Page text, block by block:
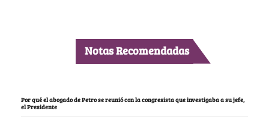
Notas Recomendadas
Por qué el abogado de Petro se reunió con la congresista que investigaba a su jefe,
el Presidente